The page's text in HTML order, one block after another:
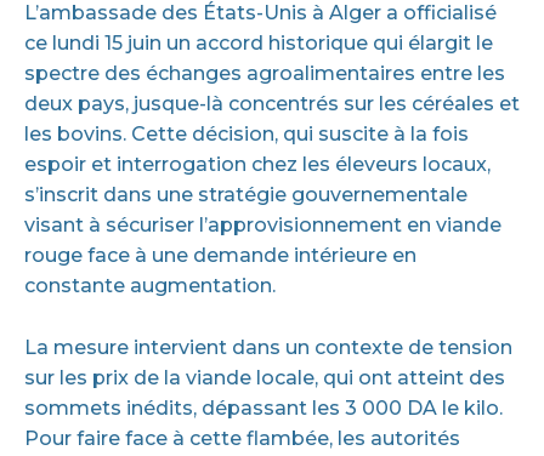
L’ambassade des États-Unis à Alger a officialisé
ce lundi 15 juin un accord historique qui élargit le
spectre des échanges agroalimentaires entre les
deux pays, jusque-là concentrés sur les céréales et
les bovins. Cette décision, qui suscite à la fois
espoir et interrogation chez les éleveurs locaux,
s’inscrit dans une stratégie gouvernementale
visant à sécuriser l’approvisionnement en viande
rouge face à une demande intérieure en
constante augmentation.
La mesure intervient dans un contexte de tension
sur les prix de la viande locale, qui ont atteint des
sommets inédits, dépassant les 3 000 DA le kilo.
Pour faire face à cette flambée, les autorités